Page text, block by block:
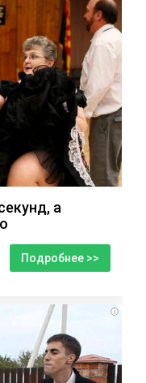
а
Подробнее >>
i